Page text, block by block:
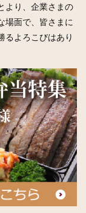
より、企業さまの
場面で、皆さまに
るよろこびはあり